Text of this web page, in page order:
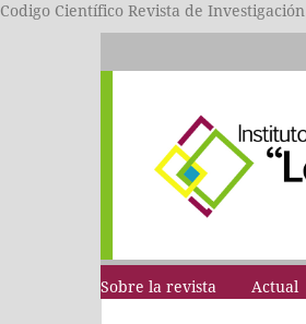
Codigo Científico Revista de Investigación
Sobre la revista Actual